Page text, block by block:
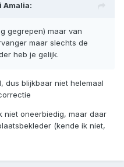
Amalia:
gegrepen) maar van
maar slechts de
heb je gelijk.
dus blijkbaar niet helemaal
niet oneerbiedig, maar daar
(kende ik niet,